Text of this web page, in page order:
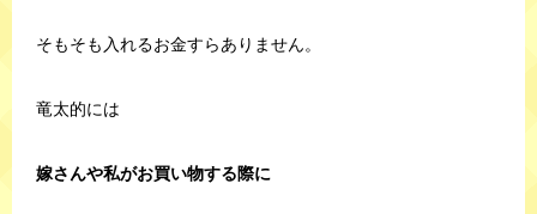
そもそも入れるお金すらありません。
竜太的には
嫁さんや私がお買い物する際に